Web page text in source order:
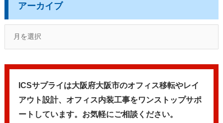
アーカイブ
ICSサプライは大阪府大阪市のオフィス移転やレイ
アウト設計、 オフィス内装工事をワンストップサポ
ートしています。 お気軽にご相談ください。